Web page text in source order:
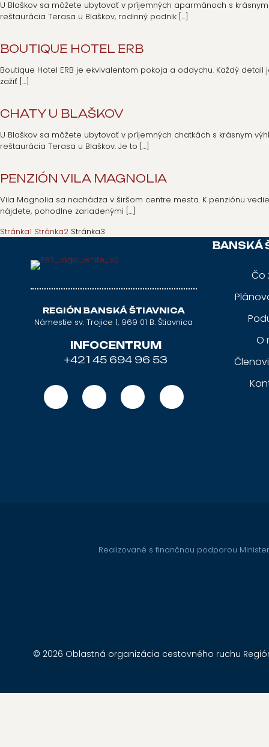
U Blaškov sa môžete ubytovať v príjemných aparmánoch s
reštaurácia Terasa u Blaškov, rodinný podnik […]
BOUTIQUE HOTEL ERB
Boutique Hotel ERB je ekvivalentom pokoja a oddychu. Každý
zažiť […]
CHATY U BLAŠKOV
U Blaškov sa môžete ubytovať v príjemných chatkách s krásnym
reštaurácia Terasa u Blaškov. Je to […]
PENZIÓN VILA MAGNOLIA
Vila Magnolia sa nachádza v širšom centre mesta. K penziónu
nájdete, pohodlne zariadenými […]
Stránka1 Stránka2 Stránka3
REGIÓN BANSKÁ ŠTIAVNICA
Námestie sv. Trojice 1, 969 01 B. Štiavnica
INFOCENTRUM
+421 45 694 96 53
BANSKÁ
Čo
O
Realizované s finančnou podporou
© 2026 Oblastná organizácia cestovného ruchu